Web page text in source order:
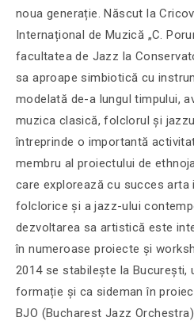
noua generație. Născut la
Internațional de Muzică „C.
facultatea de Jazz la
sa aproape simbiotică cu
modelată de-a lungul timpului,
muzica clasică, folclorul și
întreprinde o importantă
membru al proiectului de
care explorează cu succes arta
folclorice și a jazz-ului
dezvoltarea sa artistică este
în numeroase proiecte și
2014 se stabilește la București,
formație și ca sideman în
BJO (Bucharest Jazz